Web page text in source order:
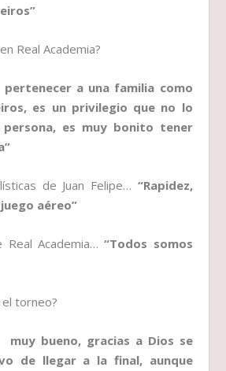
Real Academia?
pertenecer a una familia como
es un privilegio que no lo
persona, es muy bonito tener
de Juan Felipe… “Rapidez,
aéreo”
Real Academia…“Todos somos
el torneo?
muy bueno, gracias a Dios se
de llegar a la final, aunque